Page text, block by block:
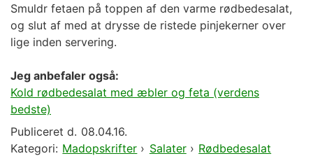
Smuldr fetaen på toppen af den varme rødbedesalat,
og slut af med at drysse de ristede pinjekerner over
lige inden servering.
Jeg anbefaler også:
Kold rødbedesalat med æbler og feta (verdens
bedste)
Publiceret d. 08.04.16.
Kategori: Madopskrifter › Salater› Rødbedesalat